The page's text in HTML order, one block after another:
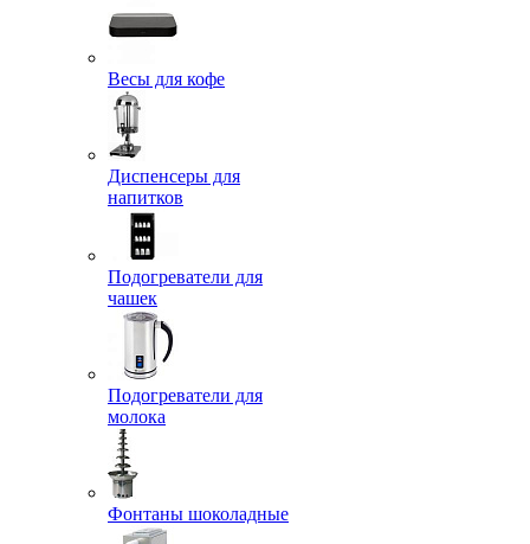
Весы для кофе
Диспенсеры для
напитков
Подогреватели для
чашек
Подогреватели для
молока
Фонтаны шоколадные